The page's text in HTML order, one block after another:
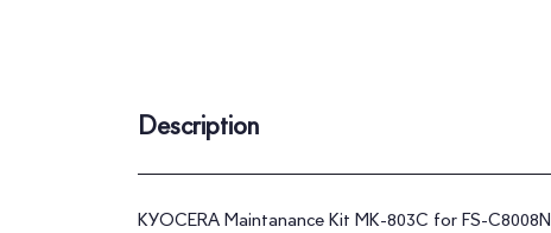
Description
KYOCERA Maintanance Kit MK-803C for FS-C8008N